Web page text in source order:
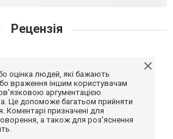
Рецензія
оцінка людей, які бажають
враження іншим користувачам
аргументацією
Це допоможе багатьом прийняти
Коментарі призначені для
а також для роз'яснення